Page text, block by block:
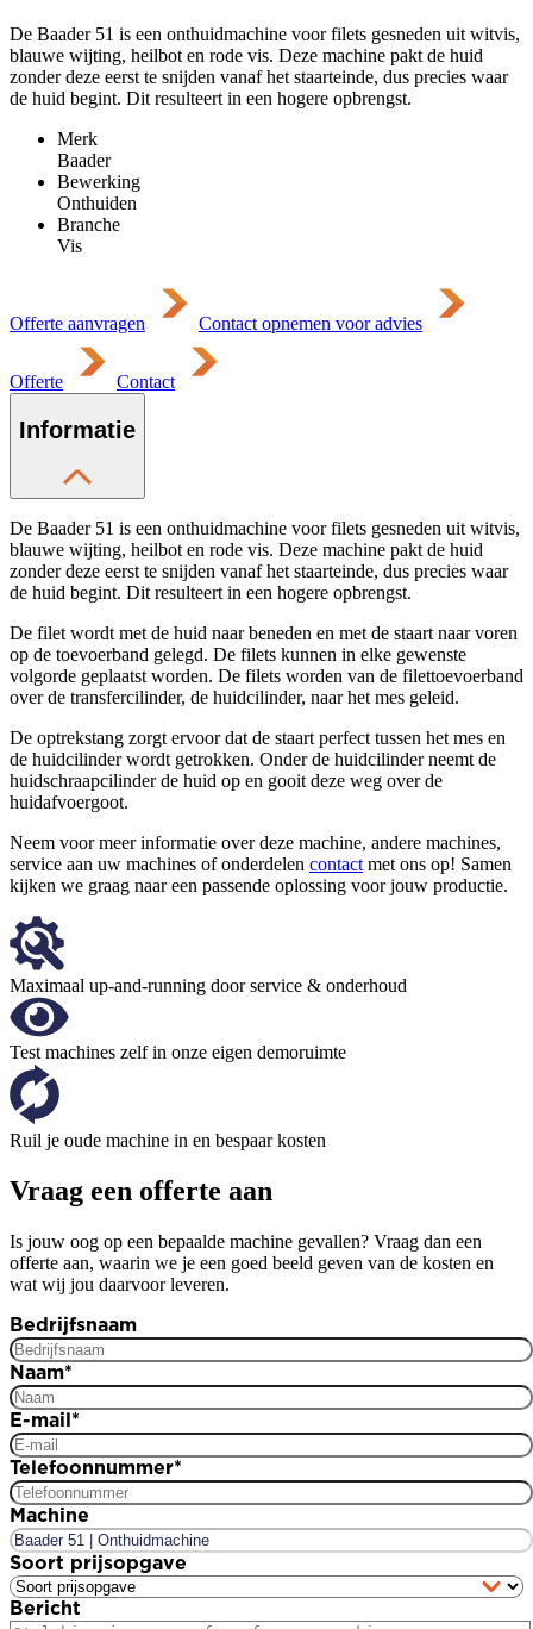
De Baader 51 is een onthuidmachine voor filets gesneden uit witvis,
blauwe wijting, heilbot en rode vis. Deze machine pakt de huid
zonder deze eerst te snijden vanaf het staarteinde, dus precies waar
de huid begint. Dit resulteert in een hogere opbrengst.
Merk
Baader
Bewerking
Onthuiden
Branche
Vis
Offerte aanvragen Contact opnemen voor advies
Offerte Contact
Informatie
De Baader 51 is een onthuidmachine voor filets gesneden uit witvis,
blauwe wijting, heilbot en rode vis. Deze machine pakt de huid
zonder deze eerst te snijden vanaf het staarteinde, dus precies waar
de huid begint. Dit resulteert in een hogere opbrengst.
De filet wordt met de huid naar beneden en met de staart naar voren
op de toevoerband gelegd. De filets kunnen in elke gewenste
volgorde geplaatst worden. De filets worden van de filettoevoerband
over de transfercilinder, de huidcilinder, naar het mes geleid.
De optrekstang zorgt ervoor dat de staart perfect tussen het mes en
de huidcilinder wordt getrokken. Onder de huidcilinder neemt de
huidschraapcilinder de huid op en gooit deze weg over de
huidafvoergoot.
Neem voor meer informatie over deze machine, andere machines,
service aan uw machines of onderdelen contact met ons op! Samen
kijken we graag naar een passende oplossing voor jouw productie.
Maximaal up-and-running door service & onderhoud
Test machines zelf in onze eigen demoruimte
Ruil je oude machine in en bespaar kosten
Vraag een offerte aan
Is jouw oog op een bepaalde machine gevallen? Vraag dan een
offerte aan, waarin we je een goed beeld geven van de kosten en
wat wij jou daarvoor leveren.
Bedrijfsnaam
Naam*
E-mail *
Telefoonnummer*
Machine
Soort prijsopgave
Bericht